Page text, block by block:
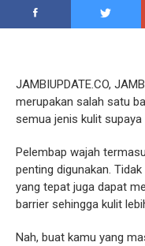
JAMBIUPDATE.CO,
merupakan salah satu
semua jenis kulit
Pelembap wajah
penting digunakan.
yang tepat juga dapat
barrier sehingga kulit
Nah, buat kamu yang